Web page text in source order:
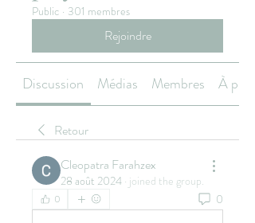
Public · 301 membres
Rejoindre
Discussion Médias Membres À
Retour
Cleopatra Farahzex
28 août 2024 · joined the group.
0 0